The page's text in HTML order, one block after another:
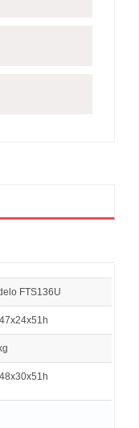
FTS136U